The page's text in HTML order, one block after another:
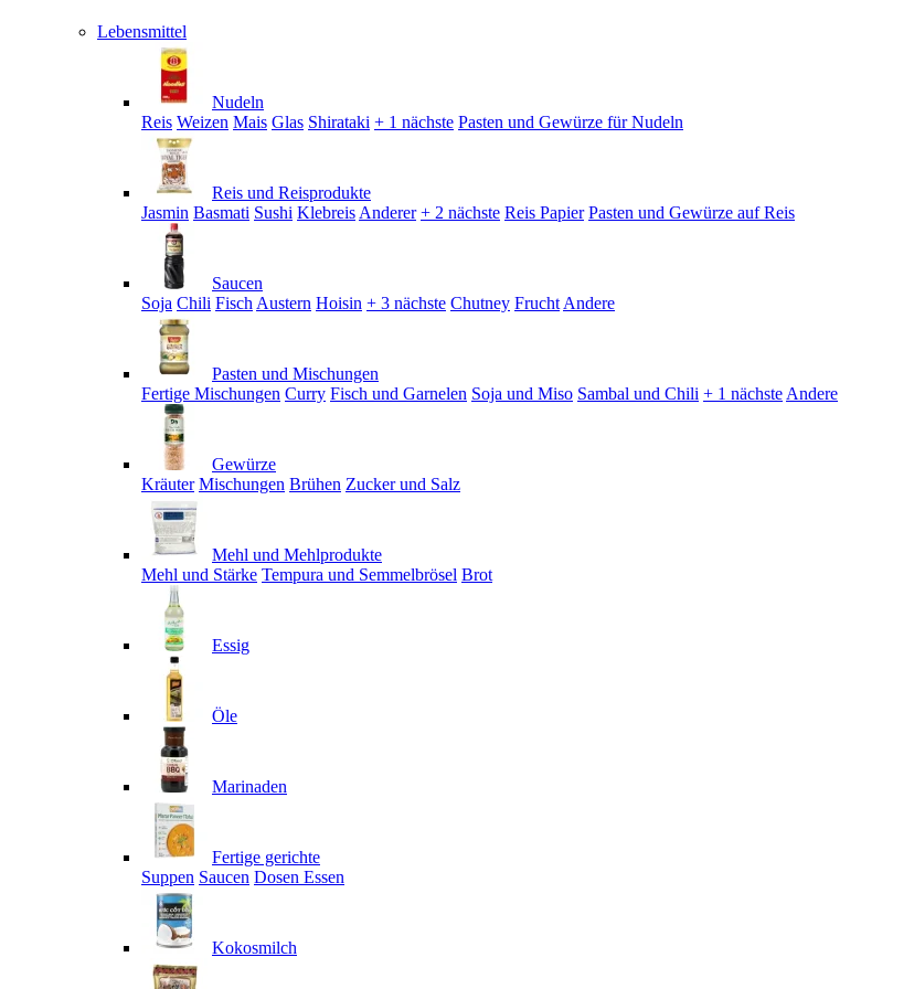
Lebensmittel
Nudeln
Reis Weizen Mais Glas Shirataki + 1 nächste Pasten und Gewürze für Nudeln
Reis und Reisprodukte
Jasmin Basmati Sushi Klebreis Anderer + 2 nächste Reis Papier Pasten und Gewürze auf Reis
Saucen
Soja Chili Fisch Austern Hoisin + 3 nächste Chutney Frucht Andere
Pasten und Mischungen
Fertige Mischungen Curry Fisch und Garnelen Soja und Miso Sambal und Chili + 1 nächste Andere
Gewürze
Kräuter Mischungen Brühen Zucker und Salz
Mehl und Mehlprodukte
Mehl und Stärke Tempura und Semmelbrösel Brot
Essig
Öle
Marinaden
Fertige gerichte
Suppen Saucen Dosen Essen
Kokosmilch